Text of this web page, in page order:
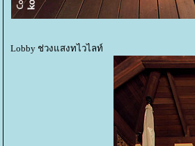
Lobby ช่วงแสงทไวไลท์